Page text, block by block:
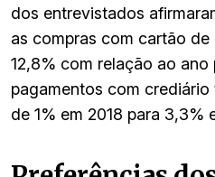
dos entrevistados
as compras com cartão
12,8% com relação ao ano
pagamentos com crediário
de 1% em 2018 para 3,3%